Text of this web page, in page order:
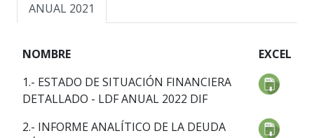
ANUAL 2021
NOMBRE
EXCEL
1.- ESTADO DE SITUACIÓN FINANCIERA
DETALLADO - LDF ANUAL 2022 DIF
2.- INFORME ANALÍTICO DE LA DEUDA